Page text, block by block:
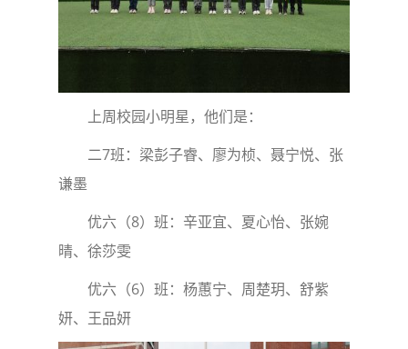
上周校园小明星，他们是：
二7班：梁彭子睿、廖为桢、聂宁悦、张
谦墨
优六（8）班：辛亚宜、夏心怡、张婉
晴、徐莎雯
优六（6）班：杨蕙宁、周楚玥、舒紫
妍、王品妍